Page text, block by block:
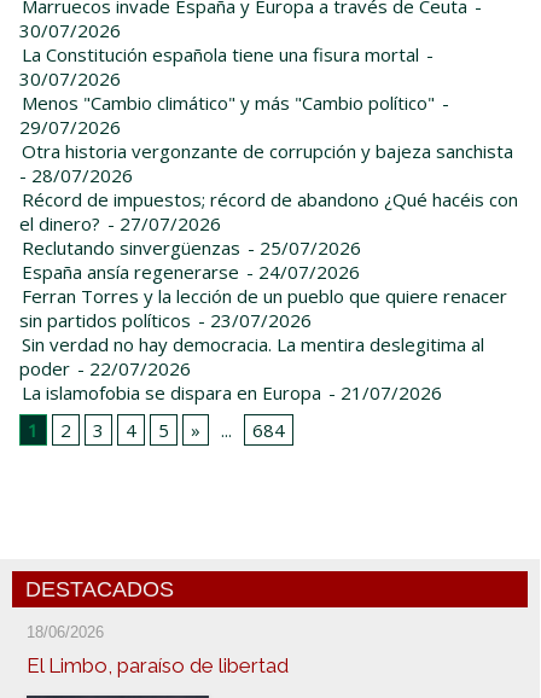
Marruecos invade España y Europa a través de Ceuta -
30/07/2026
La Constitución española tiene una fisura mortal -
30/07/2026
Menos "Cambio climático" y más "Cambio político" -
29/07/2026
Otra historia vergonzante de corrupción y bajeza sanchista
- 28/07/2026
Récord de impuestos; récord de abandono ¿Qué hacéis con
el dinero? - 27/07/2026
Reclutando sinvergüenzas - 25/07/2026
España ansía regenerarse - 24/07/2026
Ferran Torres y la lección de un pueblo que quiere renacer
sin partidos políticos - 23/07/2026
Sin verdad no hay democracia. La mentira deslegitima al
poder - 22/07/2026
La islamofobia se dispara en Europa - 21/07/2026
1
2 3 4 5 » ... 684
DESTACADOS
18/06/2026
El Limbo, paraíso de libertad